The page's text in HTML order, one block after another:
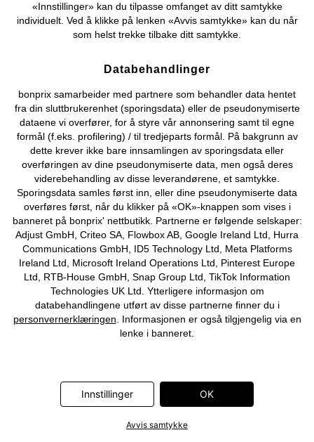
SALG
Hurtigtørkende
treningsbadedrakt med
racerback
119 kr179 kr-33%
SALG
Light shape-badedrakt
189 kr449 kr-57%
«Innstillinger» kan du tilpasse omfanget av ditt samtykke
individuelt. Ved å klikke på lenken «Avvis samtykke» kan du når
som helst trekke tilbake ditt samtykke.
Databehandlinger
bonprix samarbeider med partnere som behandler data hentet
fra din sluttbrukerenhet (sporingsdata) eller de pseudonymiserte
dataene vi overfører, for å styre vår annonsering samt til egne
formål (f.eks. profilering) / til tredjeparts formål. På bakgrunn av
dette krever ikke bare innsamlingen av sporingsdata eller
overføringen av dine pseudonymiserte data, men også deres
viderebehandling av disse leverandørene, et samtykke.
Sporingsdata samles først inn, eller dine pseudonymiserte data
overføres først, når du klikker på «OK»-knappen som vises i
banneret på bonprix' nettbutikk. Partnerne er følgende selskaper:
Adjust GmbH, Criteo SA, Flowbox AB, Google Ireland Ltd, Hurra
Communications GmbH, ID5 Technology Ltd, Meta Platforms
Ireland Ltd, Microsoft Ireland Operations Ltd, Pinterest Europe
Ltd, RTB-House GmbH, Snap Group Ltd, TikTok Information
Technologies UK Ltd. Ytterligere informasjon om
databehandlingene utført av disse partnerne finner du i
personvernerklæringen . Informasjonen er også tilgjengelig via en
lenke i banneret.
Innstillinger OK
Avvis samtykke